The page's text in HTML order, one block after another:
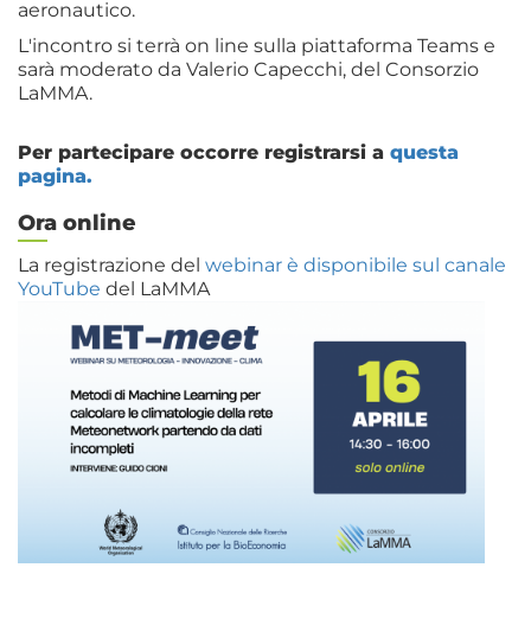
aeronautico.
L'incontro si terrà on line sulla piattaforma Teams e
sarà moderato da Valerio Capecchi, del Consorzio
LaMMA.
Per partecipare occorre registrarsi a questa
pagina.
Ora online
La registrazione del webinar è disponibile sul canale
YouTube del LaMMA